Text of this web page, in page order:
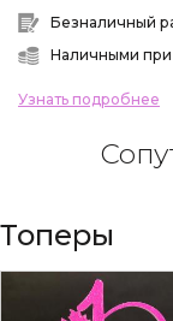
Безналичный
Наличными
Узнать подробнее
Топеры